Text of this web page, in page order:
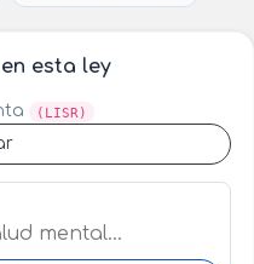
esta ley
(LISR)
esta ley